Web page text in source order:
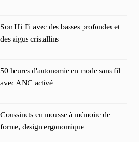
Son Hi-Fi avec des basses profondes et
des aigus cristallins
50 heures d'autonomie en mode sans fil
avec ANC activé
Coussinets en mousse à mémoire de
forme, design ergonomique